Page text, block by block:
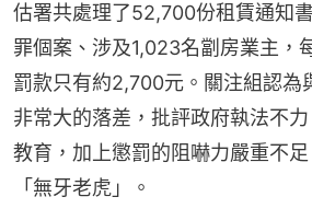
估署共處理了52,700份租賃通知
罪個案、涉及1,023名劏房業主，
罰款只有約2,700元。關注組認為
非常大的落差，批評政府執法不
教育，加上懲罰的阻嚇力嚴重不
「無牙老虎」。